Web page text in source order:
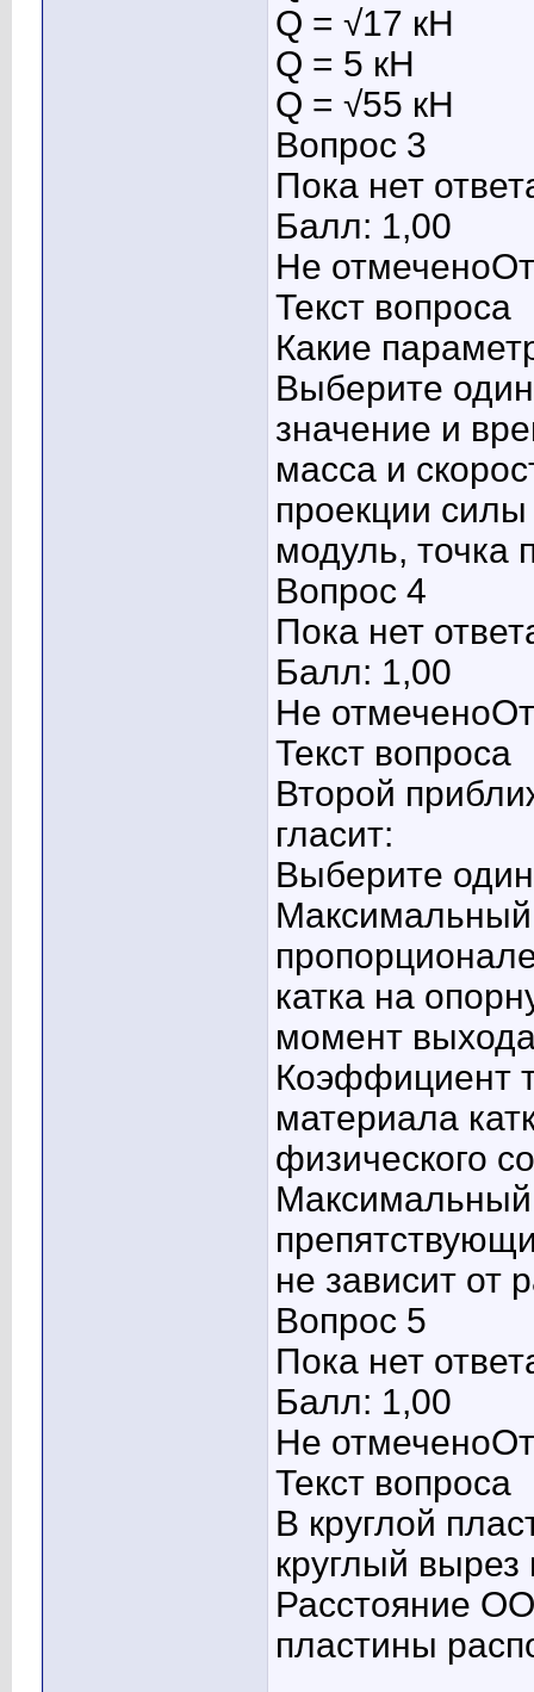
Q = √17 кН
Q = 5 кН
Q = √55 кН
Вопрос 3
Пока нет
Балл: 1,00
Не
Текст вопроса
Какие
Выберите
значение и
масса и
проекции
модуль, точка
Вопрос 4
Пока нет
Балл: 1,00
Не
Текст вопроса
Второй
гласит:
Выберите
катка на
момент
Коэффициент
материала
физического
не зависит от
Вопрос 5
Пока нет
Балл: 1,00
Не
Текст вопроса
В круглой
круглый
Расстояние
пластины